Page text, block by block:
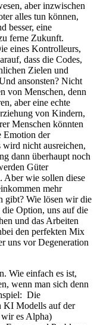
aber inzwischen
alles tun können,
besser, eine
ferne Zukunft.
eines Kontrolleurs,
dass die Codes,
Zielen und
ansonsten? Nicht
von Menschen, denn
aber eine echte
von Kindern,
Menschen könnten
Emotion der
wird nicht ausreichen,
dann überhaupt noch
Güter
Aber wie sollen diese
mehr
gibt? Wie lösen wir die
Option, uns auf die
und das Arbeiten
den perfekten Mix
uns vor Degeneration
Wie einfach es ist,
wenn man sich denn
Die
KI Modells auf der
es Alpha)